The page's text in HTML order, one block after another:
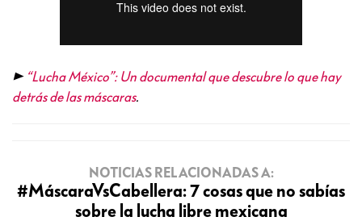
>> “Lucha México”: Un documental que descubre lo que hay
detrás de las máscaras.
NOTICIAS RELACIONADAS A:
#MáscaraVsCabellera: 7 cosas que no sabías
sobre la lucha libre mexicana